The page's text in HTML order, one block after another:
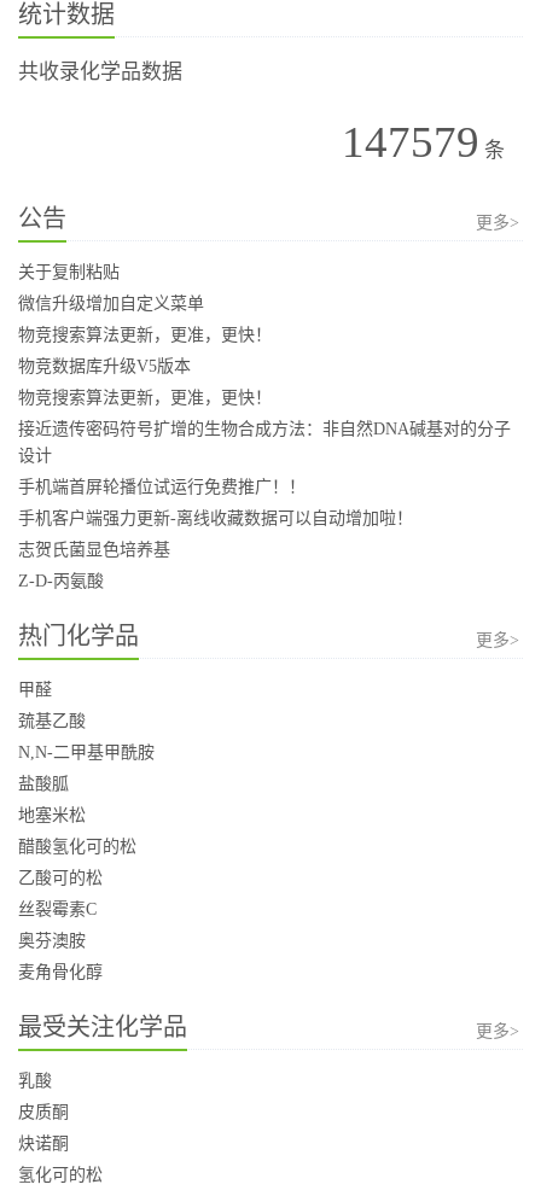
统计数据
共收录化学品数据
147579 条
公告 更多>
关于复制粘贴
微信升级增加自定义菜单
物竞搜索算法更新，更准，更快！
物竞数据库升级V5版本
物竞搜索算法更新，更准，更快！
接近遗传密码符号扩增的生物合成方法：非自然DNA碱基对的分子
设计
手机端首屏轮播位试运行免费推广！！
手机客户端强力更新-离线收藏数据可以自动增加啦！
志贺氏菌显色培养基
Z-D-丙氨酸
热门化学品 更多>
甲醛
巯基乙酸
N,N-二甲基甲酰胺
盐酸胍
地塞米松
醋酸氢化可的松
乙酸可的松
丝裂霉素C
奥芬澳胺
麦角骨化醇
最受关注化学品 更多>
乳酸
皮质酮
炔诺酮
氢化可的松